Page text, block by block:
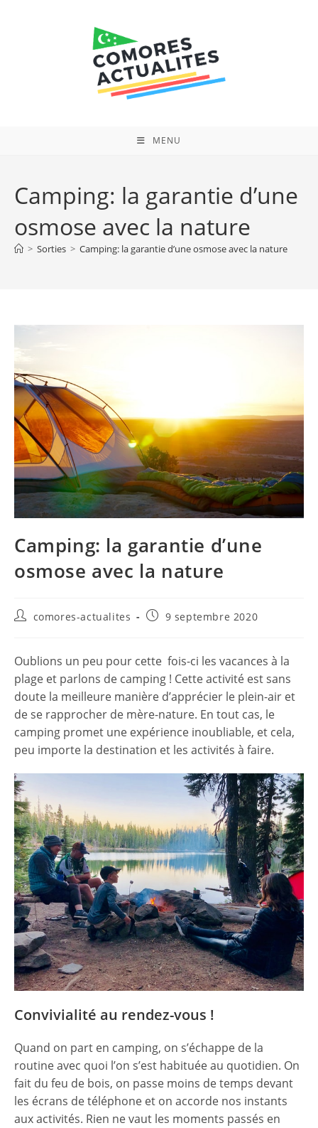
MENU
Camping: la garantie d’une
osmose avec la nature
> Sorties > Camping: la garantie d’une osmose avec la nature
Camping: la garantie d’une
osmose avec la nature
Auteur/autrice
publication :
comores-actualites
Publication
9 septembre 2020
Oublions un peu pour cette fois-ci les vacances à la
plage et parlons de camping ! Cette activité est sans
doute la meilleure manière d’apprécier le plein-air et
de se rapprocher de mère-nature. En tout cas, le
camping promet une expérience inoubliable, et cela,
peu importe la destination et les activités à faire.
Convivialité au rendez-vous !
Quand on part en camping, on s’échappe de la
routine avec quoi l’on s’est habituée au quotidien. On
fait du feu de bois, on passe moins de temps devant
les écrans de téléphone et on accorde nos instants
aux activités. Rien ne vaut les moments passés en